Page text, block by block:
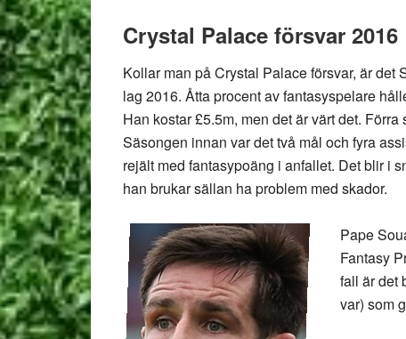
Crystal Palace försvar 2016
Kollar man på Crystal Palace försvar, är det
lag 2016. Åtta procent av fantasyspelare
Han kostar £5.5m, men det är värt det.
Säsongen innan var det två mål och fyra
rejält med fantasypoäng i anfallet. Det blir i
han brukar sällan ha problem med skador.
Pape
Fantasy
fall är det
var) som